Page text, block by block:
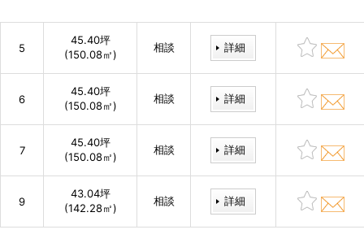
5
45.40坪
(150.08㎡)
相談 詳細
6
45.40坪
(150.08㎡)
相談 詳細
7
45.40坪
(150.08㎡)
相談 詳細
9
43.04坪
(142.28㎡)
相談 詳細